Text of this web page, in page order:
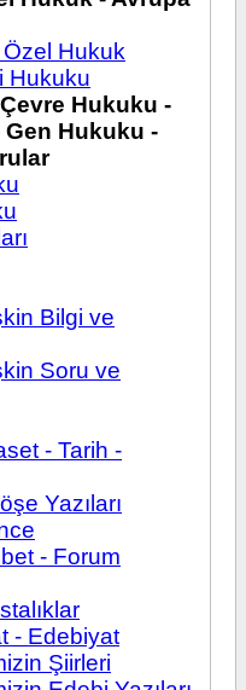
Özel Hukuk
Hukuku
Hukuku -
Gen Hukuku -
Bilgi ve
Soru ve
- Tarih -
Yazıları
- Forum
- Edebiyat
Şiirleri